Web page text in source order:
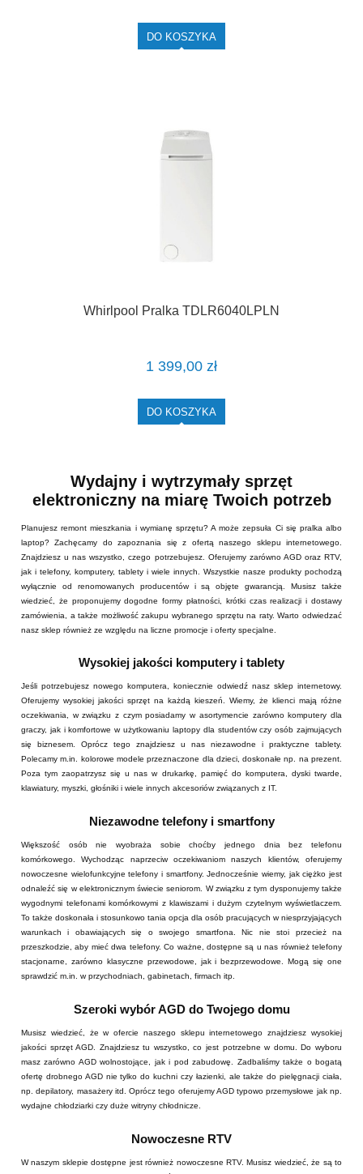
DO KOSZYKA
Whirlpool Pralka TDLR6040LPLN
1 399,00 zł
DO KOSZYKA
Wydajny i wytrzymały sprzęt
elektroniczny na miarę Twoich potrzeb
Planujesz remont mieszkania i wymianę sprzętu? A może zepsuła Ci się pralka albo
laptop? Zachęcamy do zapoznania się z ofertą naszego sklepu internetowego.
Znajdziesz u nas wszystko, czego potrzebujesz. Oferujemy zarówno AGD oraz RTV,
jak i telefony, komputery, tablety i wiele innych. Wszystkie nasze produkty pochodzą
wyłącznie od renomowanych producentów i są objęte gwarancją. Musisz także
wiedzieć, że proponujemy dogodne formy płatności, krótki czas realizacji i dostawy
zamówienia, a także możliwość zakupu wybranego sprzętu na raty. Warto odwiedzać
nasz sklep również ze względu na liczne promocje i oferty specjalne.
Wysokiej jakości komputery i tablety
Jeśli potrzebujesz nowego komputera, koniecznie odwiedź nasz sklep internetowy.
Oferujemy wysokiej jakości sprzęt na każdą kieszeń. Wiemy, że klienci mają różne
oczekiwania, w związku z czym posiadamy w asortymencie zarówno komputery dla
graczy, jak i komfortowe w użytkowaniu laptopy dla studentów czy osób zajmujących
się biznesem. Oprócz tego znajdziesz u nas niezawodne i praktyczne tablety.
Polecamy m.in. kolorowe modele przeznaczone dla dzieci, doskonałe np. na prezent.
Poza tym zaopatrzysz się u nas w drukarkę, pamięć do komputera, dyski twarde,
klawiatury, myszki, głośniki i wiele innych akcesoriów związanych z IT.
Niezawodne telefony i smartfony
Większość osób nie wyobraża sobie choćby jednego dnia bez telefonu
komórkowego. Wychodząc naprzeciw oczekiwaniom naszych klientów, oferujemy
nowoczesne wielofunkcyjne telefony i smartfony. Jednocześnie wiemy, jak ciężko jest
odnaleźć się w elektronicznym świecie seniorom. W związku z tym dysponujemy także
wygodnymi telefonami komórkowymi z klawiszami i dużym czytelnym wyświetlaczem.
To także doskonała i stosunkowo tania opcja dla osób pracujących w niesprzyjających
warunkach i obawiających się o swojego smartfona. Nic nie stoi przecież na
przeszkodzie, aby mieć dwa telefony. Co ważne, dostępne są u nas również telefony
stacjonarne, zarówno klasyczne przewodowe, jak i bezprzewodowe. Mogą się one
sprawdzić m.in. w przychodniach, gabinetach, firmach itp.
Szeroki wybór AGD do Twojego domu
Musisz wiedzieć, że w ofercie naszego sklepu internetowego znajdziesz wysokiej
jakości sprzęt AGD. Znajdziesz tu wszystko, co jest potrzebne w domu. Do wyboru
masz zarówno AGD wolnostojące, jak i pod zabudowę. Zadbaliśmy także o bogatą
ofertę drobnego AGD nie tylko do kuchni czy łazienki, ale także do pielęgnacji ciała,
np. depilatory, masażery itd. Oprócz tego oferujemy AGD typowo przemysłowe jak np.
wydajne chłodziarki czy duże witryny chłodnicze.
Nowoczesne RTV
W naszym sklepie dostępne jest również nowoczesne RTV. Musisz wiedzieć, że są to